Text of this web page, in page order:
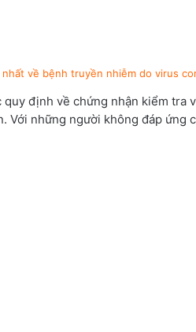
về bệnh truyền nhiễm do virus
quy định về chứng nhận kiểm tra
Với những người không đáp